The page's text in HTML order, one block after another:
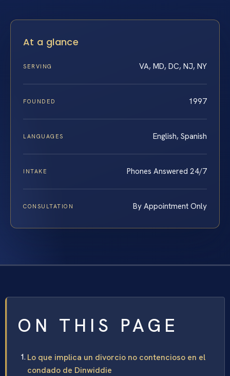
At a glance
SERVING VA, MD, DC, NJ, NY
FOUNDED 1997
LANGUAGES English, Spanish
INTAKE Phones Answered 24/7
CONSULTATION By Appointment Only
ON THIS PAGE
Lo que implica un divorcio no contencioso en el
condado de Dinwiddie